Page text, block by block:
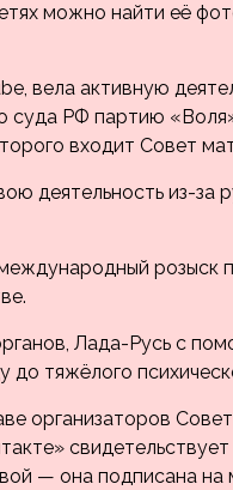
можно найти её
вела активную
суда РФ партию
входит Совет
деятельность из-за
Лада-Русь с
до тяжёлого
организаторов
— она подписана